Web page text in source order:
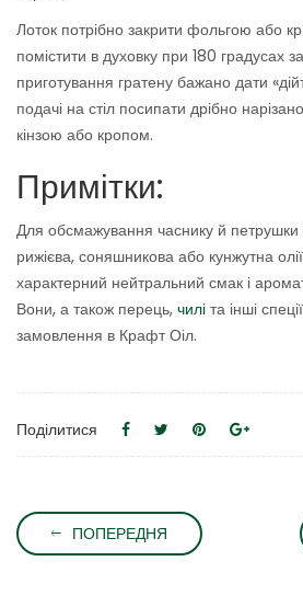
Лоток потрібно закрити фольгою або
помістити в духовку при 180 градусах
приготування гратену бажано дати
подачі на стіл посипати дрібно
кінзою або кропом.
Примітки:
Для обсмажування часнику й петрушки
рижієва, соняшникова або кунжутна
характерний нейтральний смак і
Вони, а також перець, чилі та інші
замовлення в Крафт Оіл.
Поділитися
ПОПЕРЕДНЯ